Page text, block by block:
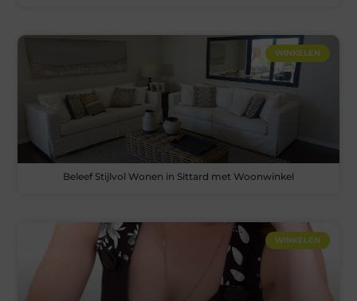
WINKELEN
Beleef Stijlvol Wonen in Sittard met Woonwinkel
WINKELEN